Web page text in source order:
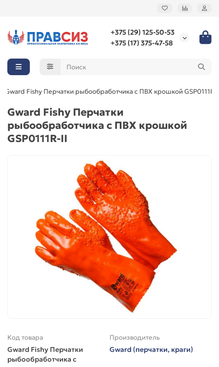
+375 (29) 125-50-53
+375 (17) 375-47-58
Gward Fishy Перчатки рыбообработчика с ПВХ крошкой GSP0111R-
Gward Fishy Перчатки
рыбообработчика с ПВХ крошкой
GSP0111R-II
Код товара
Gward Fishy Перчатки
рыбообработчика с
Производитель
Gward (перчатки, краги)